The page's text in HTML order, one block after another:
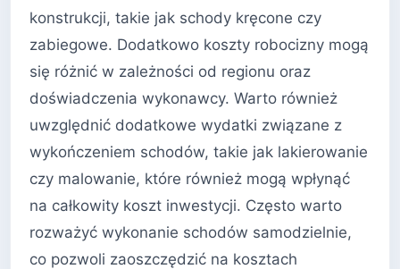
konstrukcji, takie jak schody kręcone czy
zabiegowe. Dodatkowo koszty robocizny mogą
się różnić w zależności od regionu oraz
doświadczenia wykonawcy. Warto również
uwzględnić dodatkowe wydatki związane z
wykończeniem schodów, takie jak lakierowanie
czy malowanie, które również mogą wpłynąć
na całkowity koszt inwestycji. Często warto
rozważyć wykonanie schodów samodzielnie,
co pozwoli zaoszczędzić na kosztach